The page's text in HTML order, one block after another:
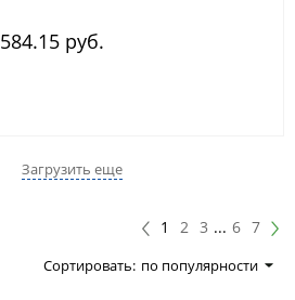
584.15 руб.
Загрузить еще
1 2 3 ... 6 7
Сортировать: по популярности